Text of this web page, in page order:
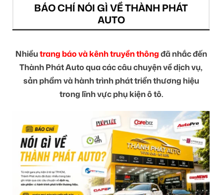
BÁO CHÍ NÓI GÌ VỀ THÀNH PHÁT
AUTO
Nhiềutrang báo và kênh truyền thôngđã nhắc đến
Thành Phát Auto qua các câu chuyện về dịch vụ,
sản phẩm và hành trình phát triển thương hiệu
trong lĩnh vực phụ kiện ô tô.